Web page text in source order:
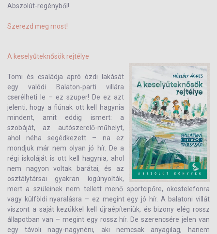
Abszolút-regényből!
Szerezd meg most!
A keselyűteknősök rejtélye
Tomi és családja apró ózdi lakását
egy valódi Balaton-parti villára
cserélheti le – ez szuper! De ez azt
jelenti, hogy a fiúnak ott kell hagynia
mindent, amit eddig ismert: a
szobáját, az autószerelő-műhelyt,
ahol néha segédkezett – na ez
mondjuk már nem olyan jó hír. De a
régi iskoláját is ott kell hagynia, ahol
nem nagyon voltak barátai, és az
osztálytársai gyakran kigúnyolták,
mert a szüleinek nem tellett menő sportcipőre, okostelefonra
vagy külföldi nyaralásra – ez megint egy jó hír. A balatoni villát
viszont a saját kezükkel kell újraépíteniük, és bizony elég rossz
állapotban van – megint egy rossz hír. De szerencsére jelen van
egy távoli nagy-nagynéni, aki nemcsak anyagilag, hanem